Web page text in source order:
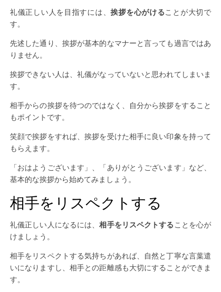
礼儀正しい人を目指すには、挨拶を心がけることが大切で
す。
先述した通り、挨拶が基本的なマナーと言っても過言ではあ
りません。
挨拶できない人は、礼儀がなっていないと思われてしまいま
す。
相手からの挨拶を待つのではなく、自分から挨拶をすること
もポイントです。
笑顔で挨拶をすれば、挨拶を受けた相手に良い印象を持って
もらえます。
「おはようございます」、「ありがとうございます」など、
基本的な挨拶から始めてみましょう。
相手をリスペクトする
礼儀正しい人になるには、相手をリスペクトする ことを心が
けましょう。
相手をリスペクトする気持ちがあれば、自然と丁寧な言葉遣
いになりますし、相手との距離感も大切にすることができま
す。